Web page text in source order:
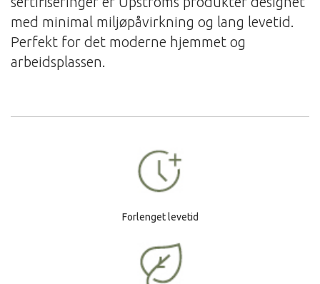
med minimal miljøpåvirkning og lang levetid.
Perfekt for det moderne hjemmet og
arbeidsplassen.
Forlenget levetid